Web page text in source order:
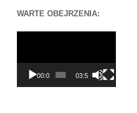
WARTE OBEJRZENIA:
00:00 03:56